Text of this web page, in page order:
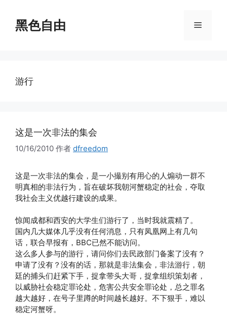
黑色自由 菜
游行
这是一次非法的集会
10/16/2010 作者 dfreedom
这是一次非法的集会，是一小撮别有用心的人煽动一群不
明真相的非法行为，旨在破坏我朝河蟹稳定的社会，夺取
我社会主义优越行建设的成果。
惊闻成都和西安的大学生们游行了，当时我就震精了。
国内几大媒体几乎没有任何消息，只有凤凰网上有几句
话，联合早报有，BBC已然不能访问。
这么多人参与的游行，请问你们去民政部门备案了没有？
申请了没有？没有的话，那就是非法集会，非法游行，朝
廷的捕头们赶紧下手，捉拿带头大哥，捉拿组织策划者，
以威胁社会稳定罪论处，危害公共安全罪论处，总之罪名
越大越好，在号子里蹲的时间越长越好。不下狠手，难以
稳定河蟹呀。